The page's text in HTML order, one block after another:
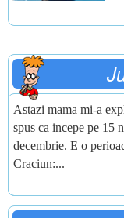
Astazi mama mi-a
spus ca incepe pe 15
decembrie. E o
Craciun:...